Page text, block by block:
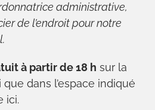
administrative,
de l’endroit pour notre
à partir de 18 h sur la
dans l’espace indiqué
ici.